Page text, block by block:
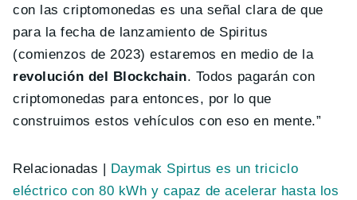
con las criptomonedas es una señal clara de que
para la fecha de lanzamiento de Spiritus
(comienzos de 2023) estaremos en medio de la
revolución del Blockchain. Todos pagarán con
criptomonedas para entonces, por lo que
construimos estos vehículos con eso en mente.”
Relacionadas |
Daymak Spirtus es un triciclo
eléctrico con 80 kWh y capaz de acelerar hasta los